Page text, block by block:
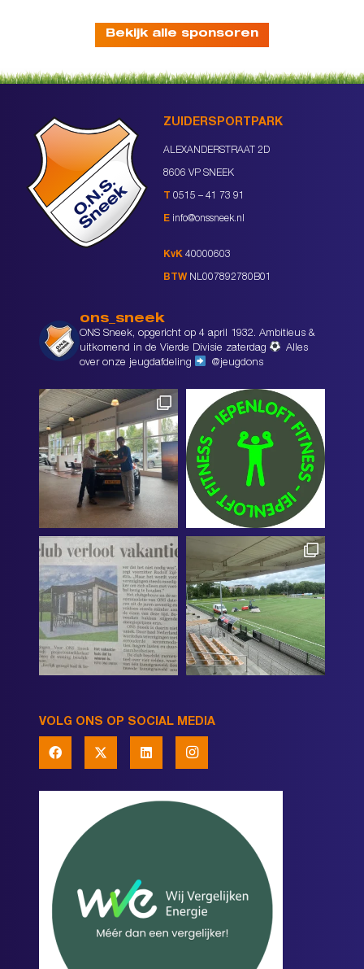
Bekijk alle sponsoren
ZUIDERSPORTPARK
ALEXANDERSTRAAT 2D
8606 VP SNEEK
T 0515 – 41 73 91
E info@onssneek.nl
KvK 40000603
BTW NL007892780B01
ons_sneek
ONS Sneek, opgericht op 4 april 1932. Ambitieus &
uitkomend in de Vierde Divisie zaterdag
Alles
over onze jeugdafdeling
@jeugdons
VOLG ONS OP SOCIAL MEDIA